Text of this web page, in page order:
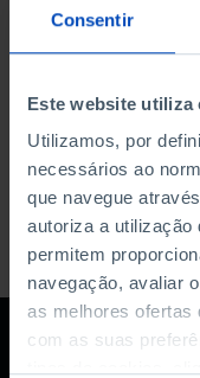
Consentir
Este website utiliza
Utilizamos, por
necessários ao
que navegue
autoriza a utilização
permitem
navegação, avaliar
as melhores ofertas
com as suas
DATA DE FIM